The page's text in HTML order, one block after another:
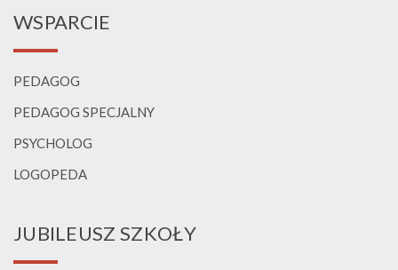
WSPARCIE
PEDAGOG
PEDAGOG SPECJALNY
PSYCHOLOG
LOGOPEDA
JUBILEUSZ SZKOŁY